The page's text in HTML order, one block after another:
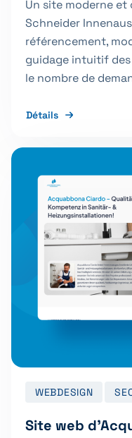
Un site moderne
Schneider
référencement,
guidage intuitif
le nombre de
Détails
WEBDESIGN
Site web